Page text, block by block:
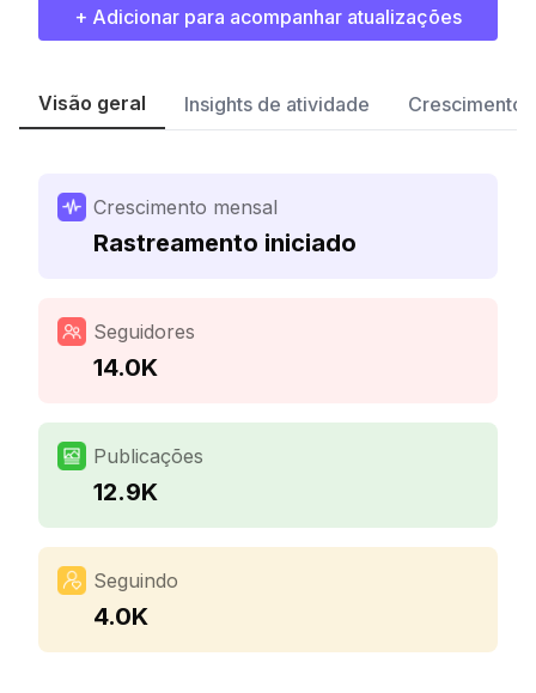
+ Adicionar para acompanhar atualizações
Visão geral Insights de atividade Crescimento
Crescimento mensal
Rastreamento iniciado
Seguidores
14.0K
Publicações
12.9K
Seguindo
4.0K